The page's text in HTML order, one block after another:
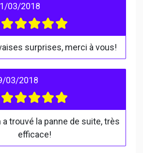
03/2018
surprises, merci à vous!
03/2018
trouvé la panne de suite, très
efficace!